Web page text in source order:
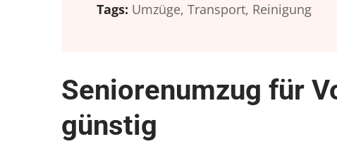
Tags: Umzüge, Transport, Reinigung
Seniorenumzug für
günstig